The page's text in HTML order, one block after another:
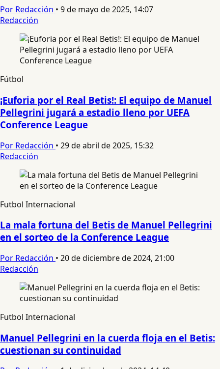
Por Redacción • 9 de mayo de 2025, 14:07
Redacción
Fútbol
¡Euforia por el Real Betis!: El equipo de Manuel
Pellegrini jugará a estadio lleno por UEFA
Conference League
Por Redacción • 29 de abril de 2025, 15:32
Redacción
Futbol Internacional
La mala fortuna del Betis de Manuel Pellegrini
en el sorteo de la Conference League
Por Redacción • 20 de diciembre de 2024, 21:00
Redacción
Futbol Internacional
Manuel Pellegrini en la cuerda floja en el Betis:
cuestionan su continuidad